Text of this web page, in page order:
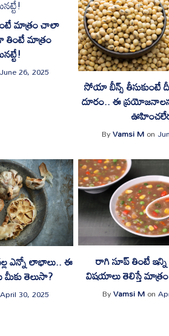
తింటే మాత్రం చాలా
తింటే మాత్రం
June 26, 2025
సోయా బీన్స్ తీసుకుంటే
దూరం.. ఈ
ByVamsi Mon
ఎన్నో లాభాలు.. ఈ
తెలుసా?
April 30, 2025
రాగి సూప్ తింటే
విషయాలు తెలిస్తే
ByVamsi Mon